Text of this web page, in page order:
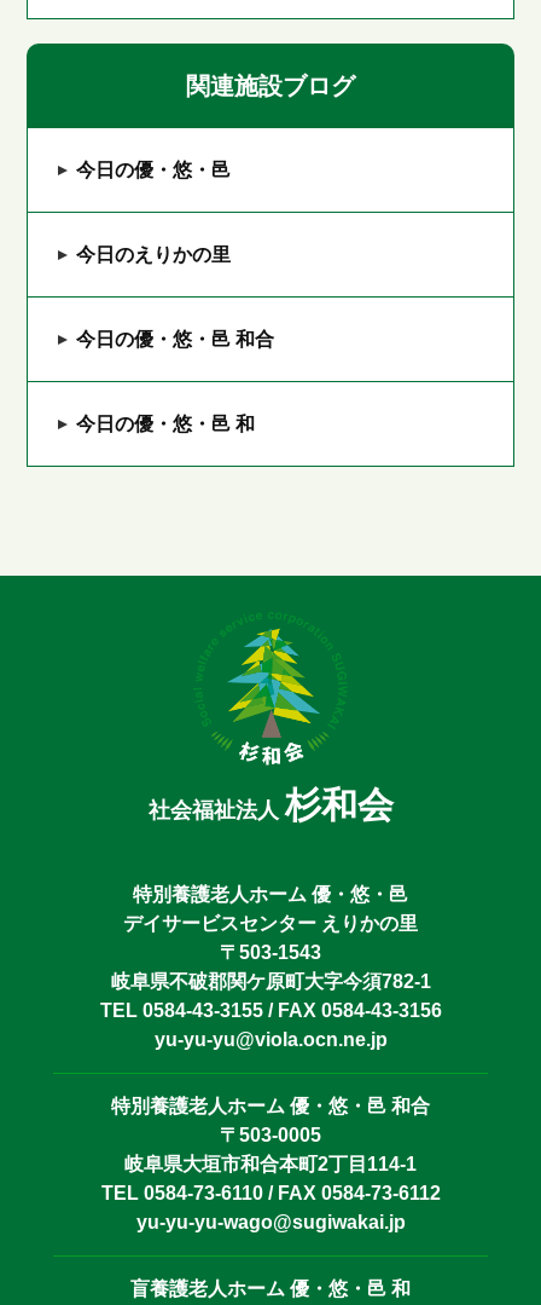
関連施設ブログ
今日の優・悠・邑
今日のえりかの里
今日の優・悠・邑 和合
今日の優・悠・邑 和
社会福祉法人杉和会
特別養護老人ホーム 優・悠・邑
デイサービスセンター えりかの里
〒503-1543
岐阜県不破郡関ケ原町大字今須782-1
TEL 0584-43-3155 / FAX 0584-43-3156
yu-yu-yu@viola.ocn.ne.jp
特別養護老人ホーム 優・悠・邑 和合
〒503-0005
岐阜県大垣市和合本町2丁目114-1
TEL 0584-73-6110 / FAX 0584-73-6112
yu-yu-yu-wago@sugiwakai.jp
盲養護老人ホーム 優・悠・邑 和